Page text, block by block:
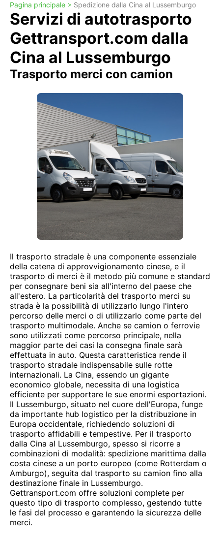
Pagina principale > Spedizione dalla Cina al Lussemburgo
Servizi di autotrasporto
Gettransport.com dalla
Cina al Lussemburgo
Trasporto merci con camion
Il trasporto stradale è una componente essenziale
della catena di approvvigionamento cinese, e il
trasporto di merci è il metodo più comune e standard
per consegnare beni sia all'interno del paese che
all'estero. La particolarità del trasporto merci su
strada è la possibilità di utilizzarlo lungo l'intero
percorso delle merci o di utilizzarlo come parte del
trasporto multimodale. Anche se camion o ferrovie
sono utilizzati come percorso principale, nella
maggior parte dei casi la consegna finale sarà
effettuata in auto. Questa caratteristica rende il
trasporto stradale indispensabile sulle rotte
internazionali. La Cina, essendo un gigante
economico globale, necessita di una logistica
efficiente per supportare le sue enormi esportazioni.
Il Lussemburgo, situato nel cuore dell'Europa, funge
da importante hub logistico per la distribuzione in
Europa occidentale, richiedendo soluzioni di
trasporto affidabili e tempestive. Per il trasporto
dalla Cina al Lussemburgo, spesso si ricorre a
combinazioni di modalità: spedizione marittima dalla
costa cinese a un porto europeo (come Rotterdam o
Amburgo), seguita dal trasporto su camion fino alla
destinazione finale in Lussemburgo.
Gettransport.com offre soluzioni complete per
questo tipo di trasporto complesso, gestendo tutte
le fasi del processo e garantendo la sicurezza delle
merci.